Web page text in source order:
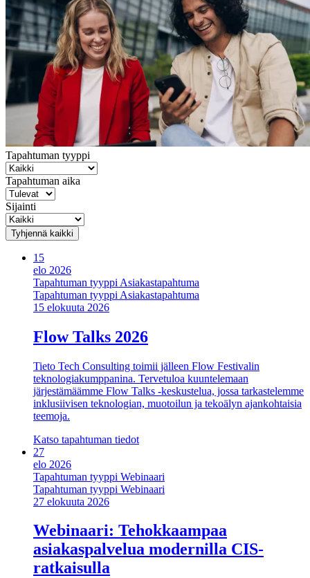
Tapahtuman tyyppi
Tapahtuman aika
Sijainti
Tyhjennä kaikki
15
elo 2026
Tapahtuman tyyppi Asiakastapahtuma
Tapahtuman tyyppi Asiakastapahtuma
15 elokuuta 2026
Flow Talks 2026
Tieto Tech Consulting toimii jälleen Flow Festivalin
teknologiakumppanina. Tervetuloa kuuntelemaan
järjestämäämme Flow Talks -keskustelua, jossa tarkastelemme
inklusiivisen teknologian, muotoilun ja tekoälyn ajankohtaisia
teemoja.
Katso tapahtuman tiedot
27
elo 2026
Tapahtuman tyyppi Webinaari
Tapahtuman tyyppi Webinaari
27 elokuuta 2026
Webinaari: Tehokkaampaa
asiakaspalvelua modernilla CIS-
ratkaisulla